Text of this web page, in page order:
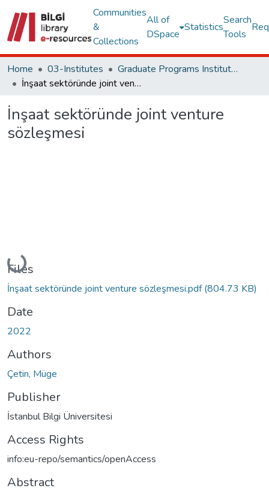
Communities
&
Collections
All of
DSpace
Statistics
Search
Tools
Home 03-Institutes
Graduate Programs Institute Thesis Collection
İnşaat sektöründe joint venture sözleşmesi
İnşaat sektöründe joint venture
sözleşmesi
Loading...
Files
İnşaat sektöründe joint venture sözleşmesi.pdf(804.73 KB)
Date
2022
Authors
Çetin, Müge
Publisher
İstanbul Bilgi Üniversitesi
Access Rights
info:eu-repo/semantics/openAccess
Abstract